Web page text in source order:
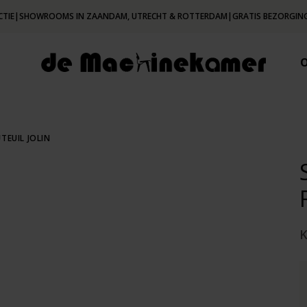
| SHOWROOMS IN ZAANDAM, UTRECHT & ROTTERDAM | GRATIS
JOLIN